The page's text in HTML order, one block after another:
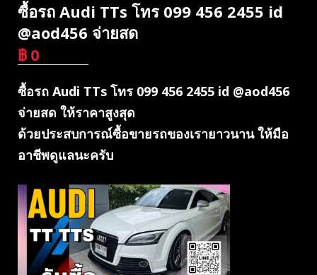
ซื้อรถ Audi TTs โทร 099 456 2455 id
@aod456 จ่ายสด
฿ 0
ซื้อรถ Audi TTs โทร 099 456 2455 id @aod456
จ่ายสด ให้ราคาสูงสุด
ด้วยประสบการณ์ซื้อขายรถของเรายาวนาน ให้มือ
อาชีพดูแลนะครับ